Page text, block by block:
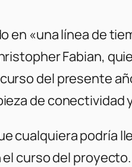
en «una línea de
Fabian,
del presente
de conectividad
cualquiera podría
curso del